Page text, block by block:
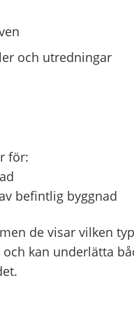
och utredningar
för:
befintlig byggnad
de visar vilken
kan underlätta